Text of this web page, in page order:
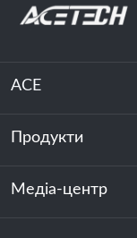
ACE
Про нас
Стійкість
Продукти
Зберігання енергії
Медіа-центр